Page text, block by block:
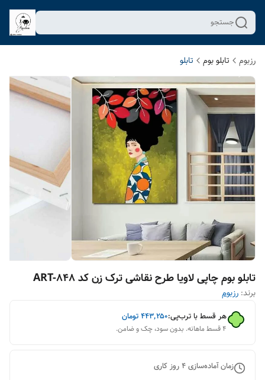
جستجو
رزبوم تابلو بوم تابلو
تابلو بوم چاپی لاویا طرح نقاشی ترک زن کد ART-848
برند: رزبوم
هر قسط با ترب‌پی:۴۴۳٬۲۵۰تومان
۴ قسط ماهانه. بدون سود، چک و ضامن.
زمان آماده‌سازی4روز کاری